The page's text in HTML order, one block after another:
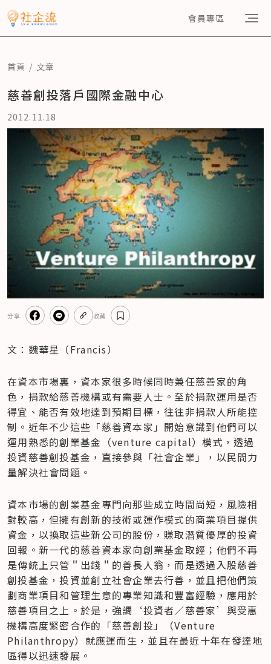
會員專區
首頁 文章
慈善創投落戶國際金融中心
2012.11.18
分享 收藏
文：魏華星（Francis）
在資本市場裏，資本家很多時候同時兼任慈善家的角
色，捐款給慈善機構或有需要人士。至於捐款運用是否
得宜、能否有效地達到預期目標，往往非捐款人所能控
制。近年不少這些「慈善資本家」開始意識到他們可以
運用熟悉的創業基金（venture capital）模式，透過
投資慈善創投基金，直接參與「社會企業」，以民間力
量解決社會問題。
資本巿場的創業基金專門向那些成立時間尚短，風險相
對較高，但擁有創新的技術或運作模式的商業項目提供
資金，以換取這些新公司的股份，賺取潛質優厚的投資
回報。新一代的慈善資本家向創業基金取經；他們不再
是傳統上只管＂出錢＂的善長人翁，而是透過入股慈善
創投基金，投資並創立社會企業去行善，並且把他們策
劃商業項目和管理生意的專業知識和豐富經驗，應用於
慈善項目之上。於是，強調‘投資者／慈善家’與受惠
機構高度緊密合作的「慈善創投」（Venture
Philanthropy）就應運而生，並且在最近十年在發達地
區得以迅速發展。